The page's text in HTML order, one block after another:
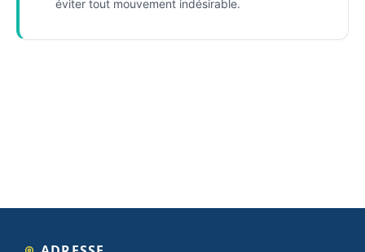
éviter tout mouvement indésirable.